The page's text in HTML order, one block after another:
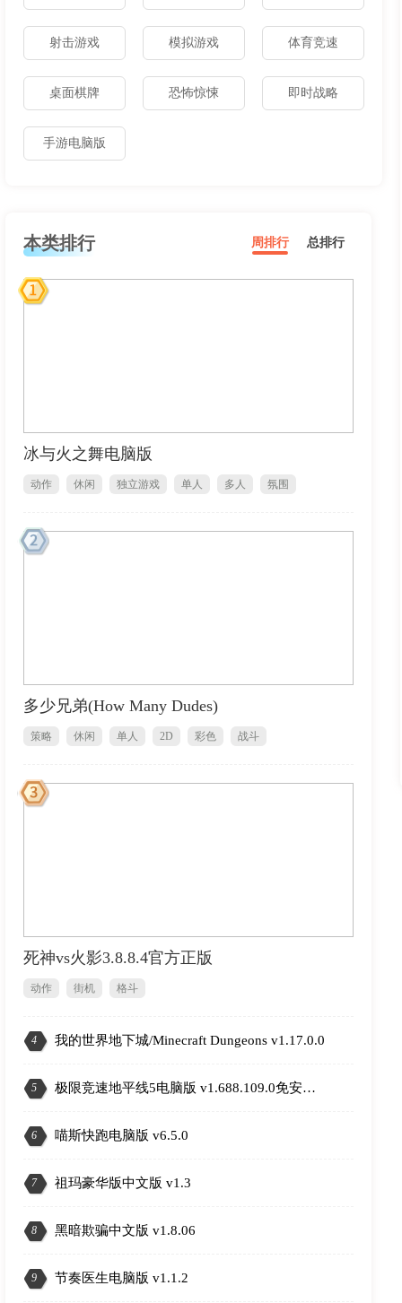
射击游戏 模拟游戏 体育竞速
桌面棋牌 恐怖惊悚 即时战略
手游电脑版
本类排行 周排行 总排行
1
冰与火之舞电脑版
动作 休闲 独立游戏 单人 多人 氛围
多少兄弟(How Many Dudes)
策略 休闲 单人 2D 彩色 战斗
死神vs火影3.8.8.4官方正版
动作 街机 格斗
4 我的世界地下城/Minecraft Dungeons v1.17.0.0
5 极限竞速地平线5电脑版 v1.688.109.0免安装版
6 喵斯快跑电脑版 v6.5.0
7 祖玛豪华版中文版 v1.3
8 黑暗欺骗中文版 v1.8.06
9 节奏医生电脑版 v1.1.2